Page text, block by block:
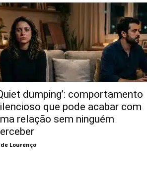
dumping’: comportamento
que pode acabar com
relação sem ninguém
Lourenço